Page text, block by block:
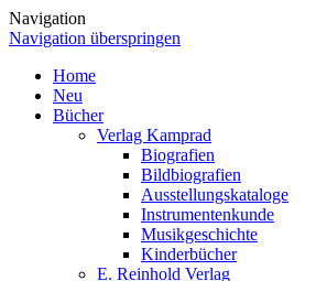
Navigation
Navigation überspringen
Home
Neu
Bücher
Verlag Kamprad
Biografien
Bildbiografien
Ausstellungskataloge
Instrumentenkunde
Musikgeschichte
Kinderbücher
E. Reinhold Verlag